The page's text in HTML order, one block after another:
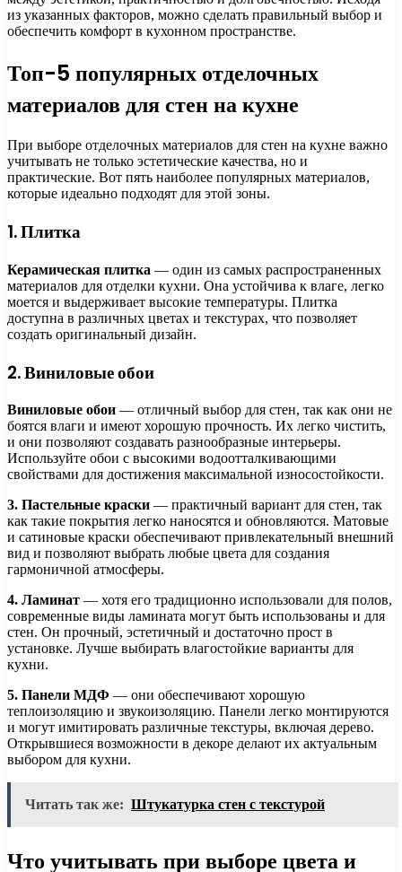
из указанных факторов, можно сделать правильный выбор и
обеспечить комфорт в кухонном пространстве.
Топ-5 популярных отделочных
материалов для стен на кухне
При выборе отделочных материалов для стен на кухне важно
учитывать не только эстетические качества, но и
практические. Вот пять наиболее популярных материалов,
которые идеально подходят для этой зоны.
1. Плитка
Керамическая плитка — один из самых распространенных
материалов для отделки кухни. Она устойчива к влаге, легко
моется и выдерживает высокие температуры. Плитка
доступна в различных цветах и текстурах, что позволяет
создать оригинальный дизайн.
2. Виниловые обои
Виниловые обои — отличный выбор для стен, так как они не
боятся влаги и имеют хорошую прочность. Их легко чистить,
и они позволяют создавать разнообразные интерьеры.
Используйте обои с высокими водоотталкивающими
свойствами для достижения максимальной износостойкости.
3. Пастельные краски — практичный вариант для стен, так
как такие покрытия легко наносятся и обновляются. Матовые
и сатиновые краски обеспечивают привлекательный внешний
вид и позволяют выбрать любые цвета для создания
гармоничной атмосферы.
4. Ламинат — хотя его традиционно использовали для полов,
современные виды ламината могут быть использованы и для
стен. Он прочный, эстетичный и достаточно прост в
установке. Лучше выбирать влагостойкие варианты для
кухни.
5. Панели МДФ — они обеспечивают хорошую
теплоизоляцию и звукоизоляцию. Панели легко монтируются
и могут имитировать различные текстуры, включая дерево.
Открывшиеся возможности в декоре делают их актуальным
выбором для кухни.
Читать так же: Штукатурка стен с текстурой
Что учитывать при выборе цвета и